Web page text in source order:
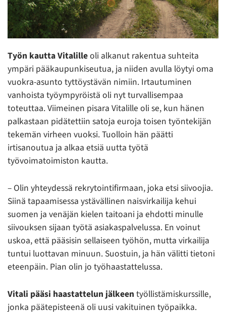
Työn kautta Vitalilleoli alkanut rakentua suhteita
ympäri pääkaupunkiseutua, ja niiden avulla löytyi oma
vuokra-asunto tyttöystävän nimiin. Irtautuminen
vanhoista työympyröistä oli nyt turvallisempaa
toteuttaa. Viimeinen pisara Vitalille oli se, kun hänen
palkastaan pidätettiin satoja euroja toisen työntekijän
tekemän virheen vuoksi. Tuolloin hän päätti
irtisanoutua ja alkaa etsiä uutta työtä
työvoimatoimiston kautta.
– Olin yhteydessä rekrytointifirmaan, joka etsi siivoojia.
Siinä tapaamisessa ystävällinen naisvirkailija kehui
suomen ja venäjän kielen taitoani ja ehdotti minulle
siivouksen sijaan työtä asiakaspalvelussa. En voinut
uskoa, että pääsisin sellaiseen työhön, mutta virkailija
tuntui luottavan minuun. Suostuin, ja hän välitti tietoni
eteenpäin. Pian olin jo työhaastattelussa.
Vitali pääsi haastattelun jälkeen työllistämiskurssille,
jonka päätepisteenä oli uusi vakituinen työpaikka.